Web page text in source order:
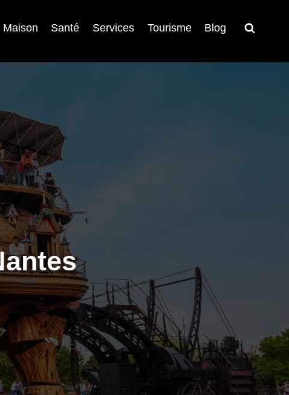
Maison Santé Services Tourisme Blog